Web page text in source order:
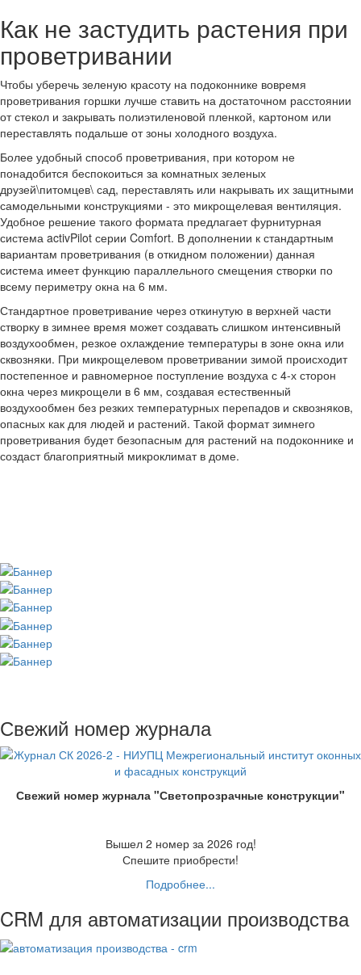
Как не застудить растения при
проветривании
Чтобы уберечь зеленую красоту на подоконнике вовремя
проветривания горшки лучше ставить на достаточном расстоянии
от стекол и закрывать полиэтиленовой пленкой, картоном или
переставлять подальше от зоны холодного воздуха.
Более удобный способ проветривания, при котором не
понадобится беспокоиться за комнатных зеленых
друзей\питомцев\ сад, переставлять или накрывать их защитными
самодельными конструкциями - это микрощелевая вентиляция.
Удобное решение такого формата предлагает фурнитурная
система activPilot серии Comfort. В дополнении к стандартным
вариантам проветривания (в откидном положении) данная
система имеет функцию параллельного смещения створки по
всему периметру окна на 6 мм.
Стандартное проветривание через откинутую в верхней части
створку в зимнее время может создавать слишком интенсивный
воздухообмен, резкое охлаждение температуры в зоне окна или
сквозняки. При микрощелевом проветривании зимой происходит
постепенное и равномерное поступление воздуха с 4-х сторон
окна через микрощели в 6 мм, создавая естественный
воздухообмен без резких температурных перепадов и сквозняков,
опасных как для людей и растений. Такой формат зимнего
проветривания будет безопасным для растений на подоконнике и
создаст благоприятный микроклимат в доме.
Свежий номер журнала
Свежий номер журнала "Светопрозрачные конструкции"
Вышел 2 номер за 2026 год!
Спешите приобрести!
Подробнее...
CRM для автоматизации производства